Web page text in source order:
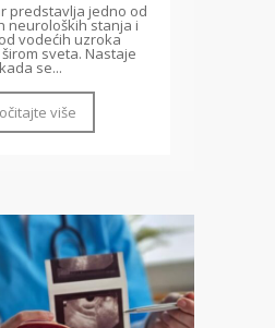
predstavlja jedno od
neuroloških stanja i
vodećih uzroka
sveta. Nastaje
kada se...
više